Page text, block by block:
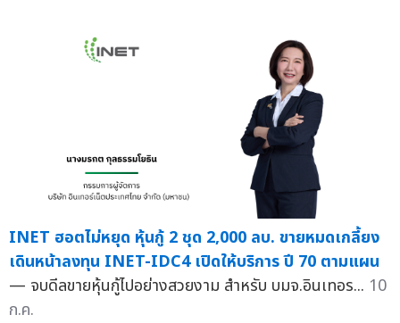
INET ฮอตไม่หยุด หุ้นกู้ 2 ชุด 2,000 ลบ. ขายหมดเกลี้ยง
เดินหน้าลงทุน INET-IDC4 เปิดให้บริการ ปี 70 ตามแผน
— จบดีลขายหุ้นกู้ไปอย่างสวยงาม สำหรับ บมจ.อินเทอร... 10
ก.ค.